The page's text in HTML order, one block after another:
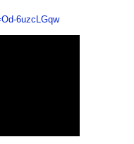
6uzcLGqw